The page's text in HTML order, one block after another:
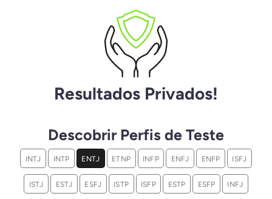
Resultados Privados!
Descobrir Perfis de Teste
INTJ INTP ENTJ ETNP INFP ENFJ ENFP ISFJ
ISTJ ESTJ ESFJ ISTP ISFP ESTP ESFP INFJ